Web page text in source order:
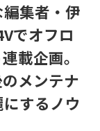
集者・伊
でオフロ
載企画。
メンテナ
するノウ